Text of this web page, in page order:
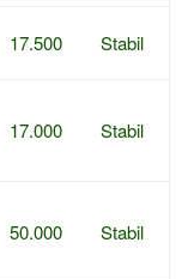
17.500 Stabil
17.000 Stabil
50.000 Stabil